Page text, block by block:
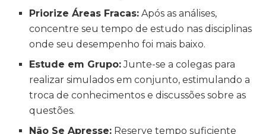
Priorize Áreas Fracas: Após as análises,
concentre seu tempo de estudo nas disciplinas
onde seu desempenho foi mais baixo.
Estude em Grupo:Junte-se a colegas para
realizar simulados em conjunto, estimulando a
troca de conhecimentos e discussões sobre as
questões.
Não Se Apresse: Reserve tempo suficiente